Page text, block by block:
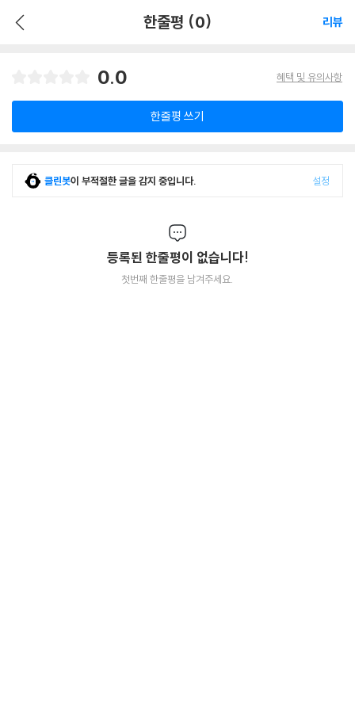
한줄평 (0) 리뷰
0.0 혜택 및 유의사항
한줄평 쓰기
클린봇이 부적절한 글을 감지 중입니다. 설정
등록된 한줄평이 없습니다!
첫번째 한줄평을 남겨주세요.